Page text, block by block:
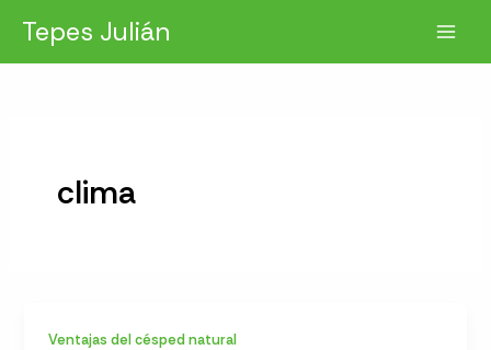
contenido
Tepes Julián
clima
Ventajas del césped natural